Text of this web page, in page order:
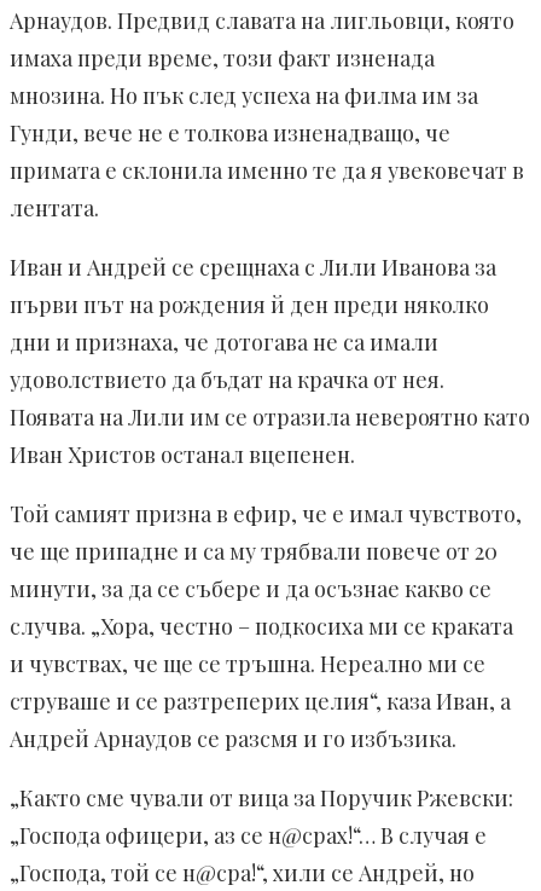
Арнаудов. Предвид славата на лигльовци, която
имаха преди време, този факт изненада
мнозина. Но пък след успеха на филма им за
Гунди, вече не е толкова изненадващо, че
примата е склонила именно те да я увековечат в
лентата.
Иван и Андрей се срещнаха с Лили Иванова за
първи път на рождения й ден преди няколко
дни и признаха, че дотогава не са имали
удоволствието да бъдат на крачка от нея.
Появата на Лили им се отразила невероятно като
Иван Христов останал вцепенен.
Той самият призна в ефир, че е имал чувството,
че ще припадне и са му трябвали повече от 20
минути, за да се събере и да осъзнае какво се
случва. „Хора, честно – подкосиха ми се краката
и чувствах, че ще се тръшна. Нереално ми се
струваше и се разтреперих целия“, каза Иван, а
Андрей Арнаудов се разсмя и го избъзика.
„Както сме чували от вица за Поручик Ржевски:
„Господа офицери, аз се н@срах!“… В случая е
„Господа, той се н@сра!“, хили се Андрей, но